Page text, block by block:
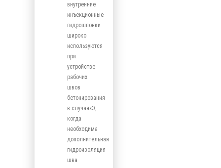
внутренние
инъекционные
гидрошпонки
широко
используются
при
устройстве
рабочих
швов
бетонирования
в случаяхЭ,
когда
необходима
дополнительная
гидроизоляция
шва